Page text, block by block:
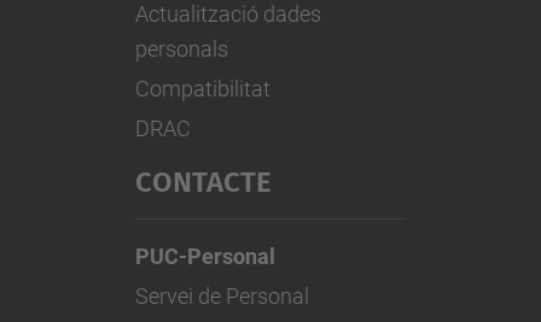
Actualització dades
personals
Compatibilitat
DRAC
CONTACTE
PUC-Personal
Servei de Personal